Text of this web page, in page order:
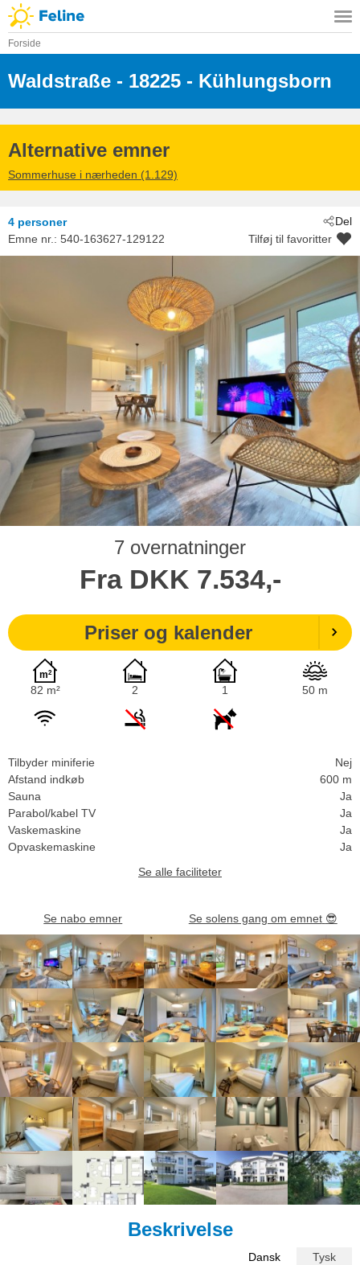
Forside
Waldstraße - 18225 - Kühlungsborn
Alternative emner
Sommerhuse i nærheden (1.129)
Del
4 personer
Emne nr.: 540-163627-129122 Tilføj til favoritter
7 overnatninger
Fra DKK 7.534,-
Priser og kalender
82 m² 2 1 50 m
Tilbyder miniferie
Nej
Afstand indkøb
600 m
Sauna
Ja
Parabol/kabel TV
Ja
Vaskemaskine
Ja
Opvaskemaskine
Ja
Se alle faciliteter
Se nabo emner Se solens gang om emnet 😎
Beskrivelse
Dansk Tysk